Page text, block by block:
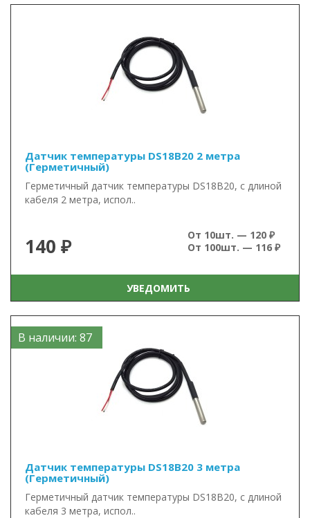
Датчик температуры DS18B20 2 метра
(Герметичный)
Герметичный датчик температуры DS18B20, с длиной
кабеля 2 метра, испол..
140 ₽
От 10шт. — 120 ₽
От 100шт. — 116 ₽
УВЕДОМИТЬ
В наличии: 87
Датчик температуры DS18B20 3 метра
(Герметичный)
Герметичный датчик температуры DS18B20, с длиной
кабеля 3 метра, испол..